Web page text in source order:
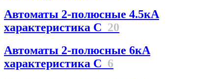
Автоматы 2-полюсные 4.5кА
характеристика С 20
Автоматы 2-полюсные 6кА
характеристика C 6